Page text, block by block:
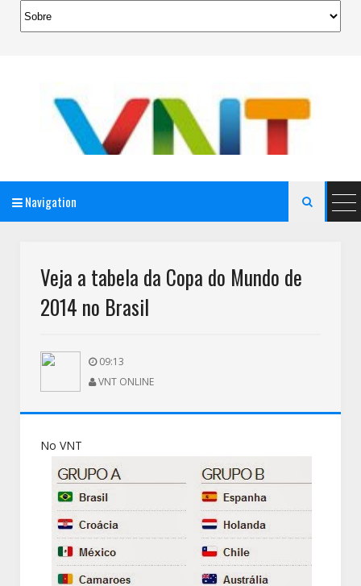
Navigation 
Veja a tabela da Copa do Mundo de
2014 no Brasil
09:13
VNT ONLINE
No VNT